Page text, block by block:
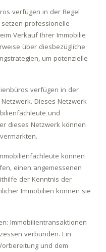
verfügen in der Regel
professionelle
Verkauf Ihrer Immobilie
über diesbezügliche
um potenzielle
verfügen in der
Dieses Netzwerk
und
dieses Netzwerk können
können
einen angemessenen
der Kenntnis der
Immobilien können sie
Immobilientransaktionen
verbunden. Ein
und dem